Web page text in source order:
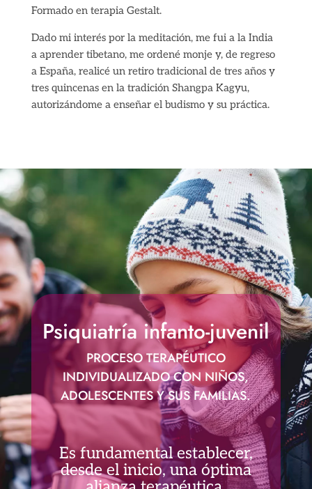
Formado en terapia Gestalt.
Dado mi interés por la meditación, me fui a la India
a aprender tibetano, me ordené monje y, de regreso
a España, realicé un retiro tradicional de tres años y
tres quincenas en la tradición Shangpa Kagyu,
autorizándome a enseñar el budismo y su práctica.
Psiquiatría infanto-juvenil
PROCESO TERAPÉUTICO
INDIVIDUALIZADO CON NIÑOS,
ADOLESCENTES Y SUS FAMILIAS.
Es fundamental establecer,
desde el inicio, una óptima